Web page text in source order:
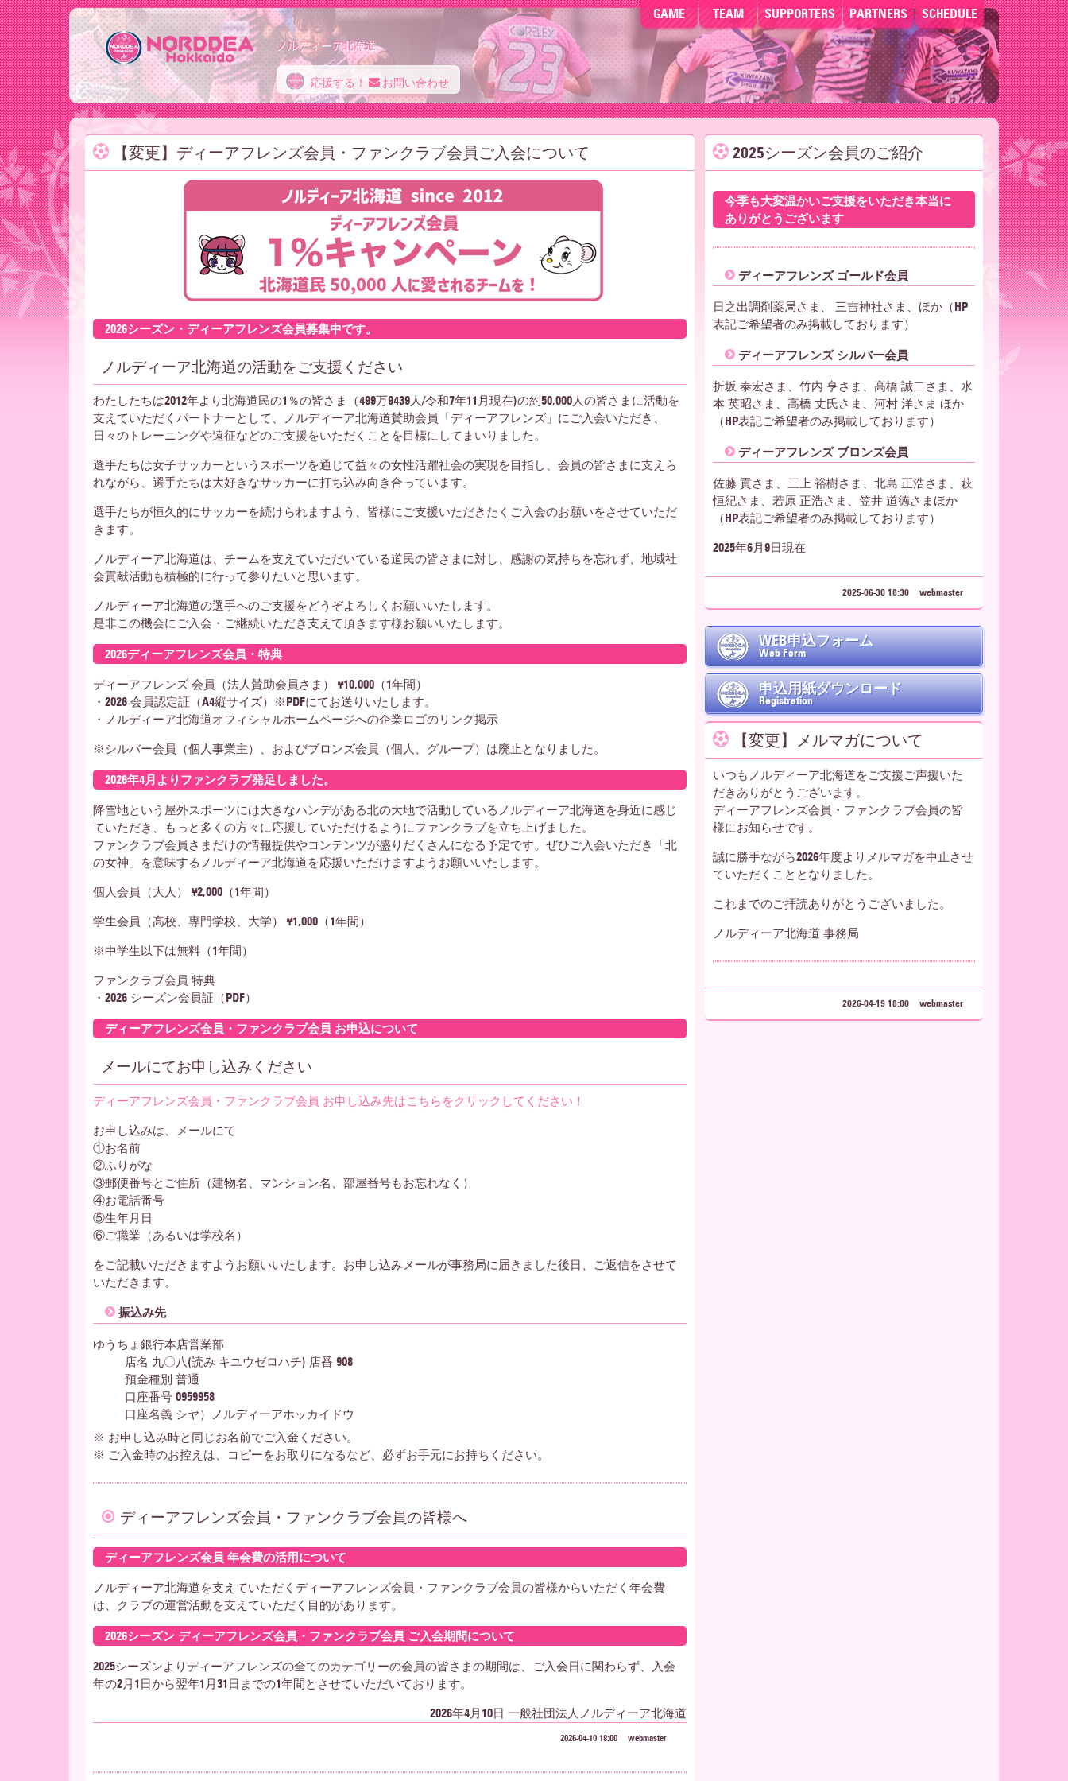
GAME TEAM SUPPORTERS PARTNERS SCHEDULE
ノ
ル
ー
ア
北
海
道
ノルディーア北海道
応援する！ お問い合わせ
【変更】ディーアフレンズ会員・ファンクラブ会員ご入会について
2026シーズン・ディーアフレンズ会員募集中です。
ノルディーア北海道の活動をご支援ください
わたしたちは2012年より北海道民の1％の皆さま（499万9439人/令和7年11月現在)の約50,000人の皆さまに活動を
支えていただくパートナーとして、ノルディーア北海道賛助会員「ディーアフレンズ」にご入会いただき、
日々のトレーニングや遠征などのご支援をいただくことを目標にしてまいりました。
選手たちは女子サッカーというスポーツを通じて益々の女性活躍社会の実現を目指し、会員の皆さまに支えら
れながら、選手たちは大好きなサッカーに打ち込み向き合っています。
選手たちが恒久的にサッカーを続けられますよう、皆様にご支援いただきたくご入会のお願いをさせていただ
きます。
ノルディーア北海道は、チームを支えていただいている道民の皆さまに対し、感謝の気持ちを忘れず、地域社
会貢献活動も積極的に行って参りたいと思います。
ノルディーア北海道の選手へのご支援をどうぞよろしくお願いいたします。
是非この機会にご入会・ご継続いただき支えて頂きます様お願いいたします。
2026ディーアフレンズ会員・特典
ディーアフレンズ 会員（法人賛助会員さま） ¥10,000（1年間）
・2026 会員認定証（A4縦サイズ）※PDFにてお送りいたします。
・ノルディーア北海道オフィシャルホームページへの企業ロゴのリンク掲示
※シルバー会員（個人事業主）、およびブロンズ会員（個人、グループ）は廃止となりました。
2026年4月よりファンクラブ発足しました。
降雪地という屋外スポーツには大きなハンデがある北の大地で活動しているノルディーア北海道を身近に感じ
ていただき、もっと多くの方々に応援していただけるようにファンクラブを立ち上げました。
ファンクラブ会員さまだけの情報提供やコンテンツが盛りだくさんになる予定です。ぜひご入会いただき「北
の女神」を意味するノルディーア北海道を応援いただけますようお願いいたします。
個人会員（大人） ¥2,000（1年間）
学生会員（高校、専門学校、大学） ¥1,000（1年間）
※中学生以下は無料（1年間）
ファンクラブ会員 特典
・2026 シーズン会員証（PDF）
ディーアフレンズ会員・ファンクラブ会員 お申込について
メールにてお申し込みください
ディーアフレンズ会員・ファンクラブ会員 お申し込み先はこちらをクリックしてください！
お申し込みは、メールにて
①お名前
②ふりがな
③郵便番号とご住所（建物名、マンション名、部屋番号もお忘れなく）
④お電話番号
⑤生年月日
⑥ご職業（あるいは学校名）
をご記載いただきますようお願いいたします。お申し込みメールが事務局に届きました後日、ご返信をさせて
いただきます。
振込み先
ゆうちょ銀行本店営業部
店名 九〇八(読み キユウゼロハチ) 店番 908
預金種別 普通
口座番号 0959958
口座名義 シヤ）ノルディーアホッカイドウ
※ お申し込み時と同じお名前でご入金ください。
※ ご入金時のお控えは、コピーをお取りになるなど、必ずお手元にお持ちください。
ディーアフレンズ会員・ファンクラブ会員の皆様へ
ディーアフレンズ会員 年会費の活用について
ノルディーア北海道を支えていただくディーアフレンズ会員・ファンクラブ会員の皆様からいただく年会費
は、クラブの運営活動を支えていただく目的があります。
2026シーズン ディーアフレンズ会員・ファンクラブ会員 ご入会期間について
2025シーズンよりディーアフレンズの全てのカテゴリーの会員の皆さまの期間は、ご入会日に関わらず、入会
年の2月1日から翌年1月31日までの1年間とさせていただいております。
2026年4月10日 一般社団法人ノルディーア北海道
2026-04-10 18:00 webmaster
2025シーズン会員のご紹介
今季も大変温かいご支援をいただき本当に
ありがとうございます
ディーアフレンズ ゴールド会員
日之出調剤薬局さま、 三吉神社さま、ほか（HP
表記ご希望者のみ掲載しております）
ディーアフレンズ シルバー会員
折坂 泰宏さま、竹内 亨さま、高橋 誠二さま、水
本 英昭さま、高橋 丈氏さま、河村 洋さま ほか
（HP表記ご希望者のみ掲載しております）
ディーアフレンズ ブロンズ会員
佐藤 貢さま、三上 裕樹さま、北島 正浩さま、萩
恒紀さま、若原 正浩さま、笠井 道徳さまほか
（HP表記ご希望者のみ掲載しております）
2025年6月9日現在
2025-06-30 18:30 webmaster
WEB申込フォーム
Web Form
申込用紙ダウンロード
Registration
【変更】メルマガについて
いつもノルディーア北海道をご支援ご声援いた
だきありがとうございます。
ディーアフレンズ会員・ファンクラブ会員の皆
様にお知らせです。
誠に勝手ながら2026年度よりメルマガを中止させ
ていただくこととなりました。
これまでのご拝読ありがとうございました。
ノルディーア北海道 事務局
2026-04-19 18:00 webmaster